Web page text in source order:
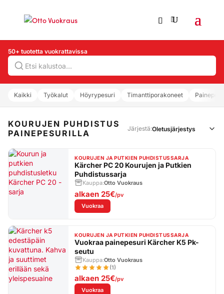
Hae
50+ tuotetta vuokrattavissa
Kaikki Työkalut Höyrypesuri Timanttiporakoneet
KOURUJEN PUHDISTUS
PAINEPESURILLA
Järjestä:
KOURUJEN JA PUTKIEN PUHDISTUSSARJA
Kärcher PC 20 Kourujen ja Putkien
Puhdistussarja
Kauppa:Otto Vuokraus
alkaen 25€/pv
Vuokraa: Kärcher PC 20 Kourujen ja Putkien
KOURUJEN JA PUTKIEN PUHDISTUSSARJA
Vuokraa painepesuri Kärcher K5 Pk-
seutu
Kauppa:Otto Vuokraus
(1)
alkaen 25€/pv
Vuokraa: Vuokraa painepesuri Kärcher K5 Pk-seutu